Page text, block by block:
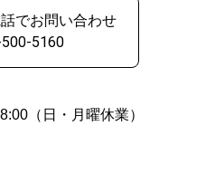
でお問い合わせ
5160
（日・月曜休業）